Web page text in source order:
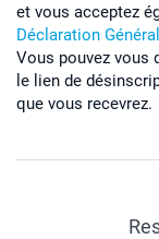
et vous acceptez
Déclaration
Vous pouvez vous
le lien de
que vous recevrez.